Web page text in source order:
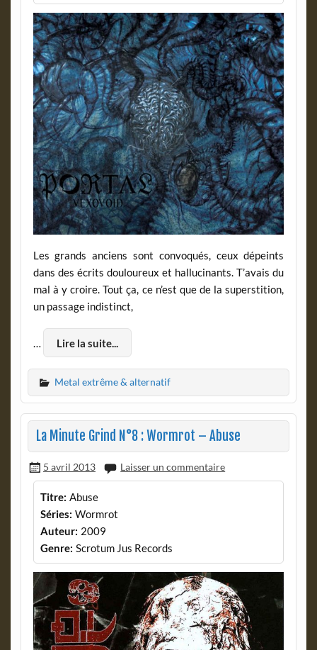
Les grands anciens sont convoqués, ceux dépeints
dans des écrits douloureux et hallucinants. T’avais du
mal à y croire. Tout ça, ce n’est que de la superstition,
un passage indistinct,
… Lire la suite...
Metal extrême & alternatif
La Minute Grind N°8 : Wormrot – Abuse
5 avril 2013 Laisser un commentaire
Titre: Abuse
Séries: Wormrot
Auteur: 2009
Genre: Scrotum Jus Records